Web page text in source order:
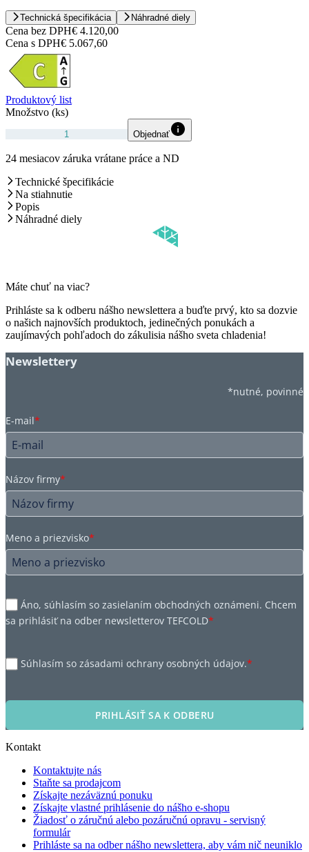
Technická špecifikácia Náhradné diely
Cena bez DPH€ 4.120,00
Cena s DPH€ 5.067,60
Produktový list
Množstvo (ks)
Objednať
24 mesiacov záruka vrátane práce a ND
Technické špecifikácie
Na stiahnutie
Popis
Náhradné diely
Máte chuť na viac?
Prihláste sa k odberu nášho newslettera a buďte prvý, kto sa dozvie
o našich najnovších produktoch, jedinečných ponukách a
zaujímavých pohľadoch do zákulisia nášho sveta chladenia!
Newslettery
*nutné, povinné
E-mail*
Názov firmy*
Meno a priezvisko*
Áno, súhlasím so zasielaním obchodných oznámeni. Chcem
sa prihlásiť na odber newsletterov TEFCOLD*
Súhlasím so zásadami ochrany osobných údajov.*
PRIHLÁSIŤ SA K ODBERU
Kontakt
Kontaktujte nás
Staňte sa prodajcom
Získajte nezáväznú ponuku
Získajte vlastné prihlásenie do nášho e-shopu
Žiadosť o záručnú alebo pozáručnú opravu - servisný
formulár
Prihláste sa na odber nášho newslettera, aby vám nič neuniklo